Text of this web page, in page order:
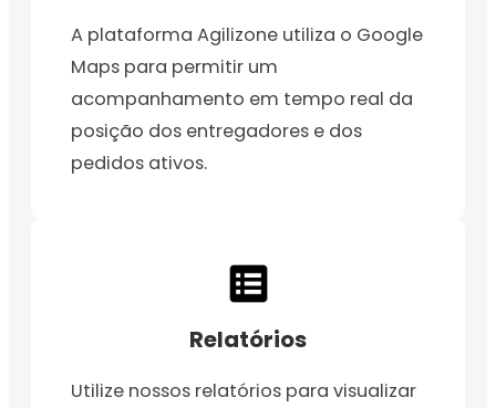
A plataforma Agilizone utiliza o Google
Maps para permitir um
acompanhamento em tempo real da
posição dos entregadores e dos
pedidos ativos.
Relatórios
Utilize nossos relatórios para visualizar